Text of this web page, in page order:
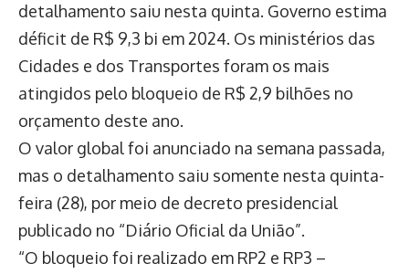
detalhamento saiu nesta quinta. Governo estima
déficit de R$ 9,3 bi em 2024. Os ministérios das
Cidades e dos Transportes foram os mais
atingidos pelo bloqueio de R$ 2,9 bilhões no
orçamento deste ano.
O valor global foi anunciado na semana passada,
mas o detalhamento saiu somente nesta quinta-
feira (28), por meio de decreto presidencial
publicado no “Diário Oficial da União”.
“O bloqueio foi realizado em RP2 e RP3 –